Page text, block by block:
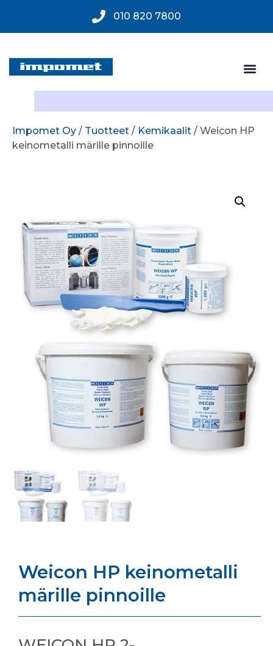
010 820 7800
Impomet Oy / Tuotteet / Kemikaalit / Weicon HP
keinometalli märille pinnoille
Weicon HP keinometalli
märille pinnoille